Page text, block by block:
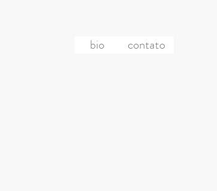
bio contato